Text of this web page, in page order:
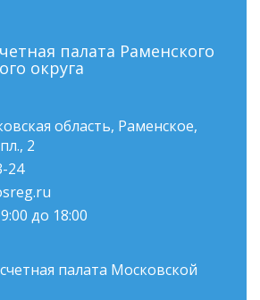
палата Раменского
округа
область, Раменское,
2
24
до 18:00
палата Московской